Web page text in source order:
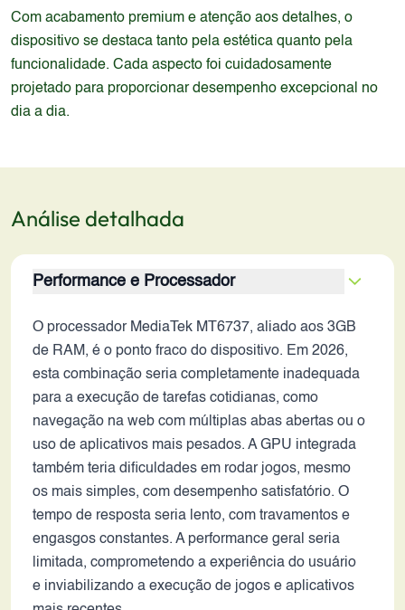
Com acabamento premium e atenção aos detalhes, o
dispositivo se destaca tanto pela estética quanto pela
funcionalidade. Cada aspecto foi cuidadosamente
projetado para proporcionar desempenho excepcional no
dia a dia.
Análise detalhada
Performance e Processador
O processador MediaTek MT6737, aliado aos 3GB
de RAM, é o ponto fraco do dispositivo. Em 2026,
esta combinação seria completamente inadequada
para a execução de tarefas cotidianas, como
navegação na web com múltiplas abas abertas ou o
uso de aplicativos mais pesados. A GPU integrada
também teria dificuldades em rodar jogos, mesmo
os mais simples, com desempenho satisfatório. O
tempo de resposta seria lento, com travamentos e
engasgos constantes. A performance geral seria
limitada, comprometendo a experiência do usuário
e inviabilizando a execução de jogos e aplicativos